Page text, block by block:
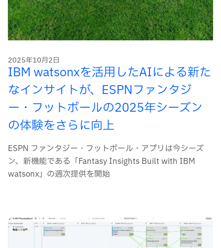
2025年10月2日
IBM watsonxを活用したAIによる新た
なインサイトが、ESPNファンタジ
ー・フットボールの2025年シーズン
の体験をさらに向上
ESPN ファンタジー・フットボール・アプリは今シーズ
ン、新機能である「Fantasy Insights Built with IBM
watsonx」の週次提供を開始